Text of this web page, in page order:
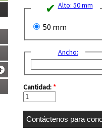
Alto: 50 mm
50 mm
Ancho:
Cantidad:*